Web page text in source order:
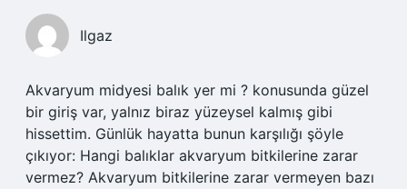
Ilgaz
Akvaryum midyesi balık yer mi ? konusunda güzel
bir giriş var, yalnız biraz yüzeysel kalmış gibi
hissettim. Günlük hayatta bunun karşılığı şöyle
çıkıyor: Hangi balıklar akvaryum bitkilerine zarar
vermez? Akvaryum bitkilerine zarar vermeyen bazı